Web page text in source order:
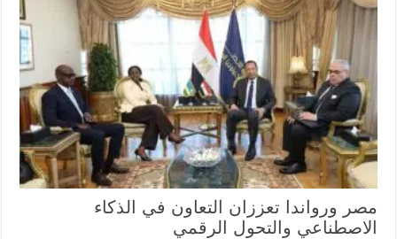
مصر ورواندا تعززان التعاون في الذكاء
الاصطناعي والتحول الرقمي